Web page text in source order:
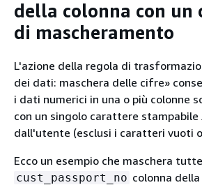
della colonna con un
di mascheramento
L'azione della regola di
dei dati: maschera delle cifre»
i dati numerici in una o più colonne
con un singolo carattere stampabile
dall'utente (esclusi i caratteri vuoti
Ecco un esempio che maschera
cust_passport_no colonna della